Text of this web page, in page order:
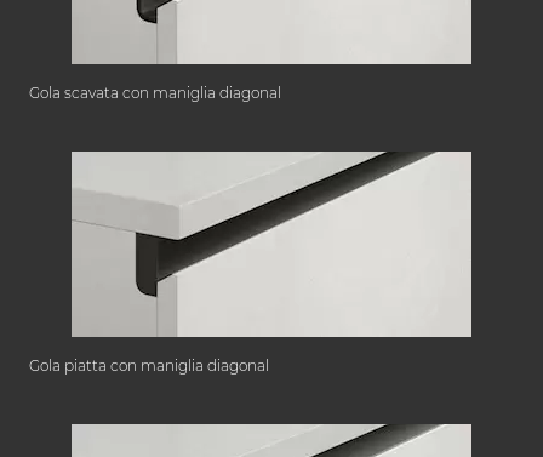
Gola scavata con maniglia diagonal
Gola piatta con maniglia diagonal